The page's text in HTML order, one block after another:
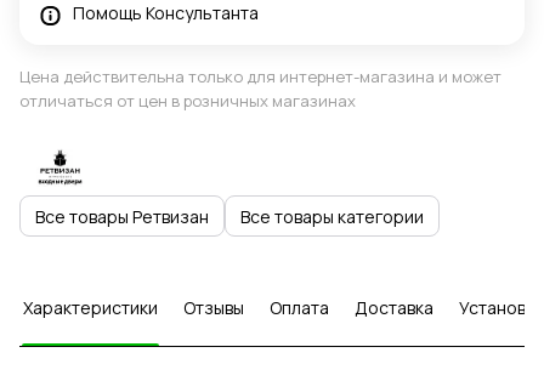
Помощь Консультанта
Цена действительна только для интернет-магазина и может
отличаться от цен в розничных магазинах
Все товары Ретвизан Все товары категории
Характеристики Отзывы Оплата Доставка Установка